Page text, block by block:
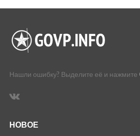
Нашли ошибку? Выделите её и нажмите
НОВОЕ